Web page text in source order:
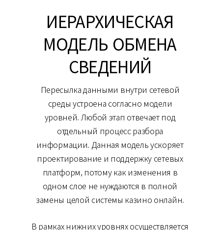
ИЕРАРХИЧЕСКАЯ
МОДЕЛЬ ОБМЕНА
СВЕДЕНИЙ
Пересылка данными внутри сетевой
среды устроена согласно модели
уровней. Любой этап отвечает под
отдельный процесс разбора
информации. Данная модель ускоряет
проектирование и поддержку сетевых
платформ, потому как изменения в
одном слое не нуждаются в полной
замены целой системы казино онлайн.
В рамках нижних уровнях осуществляется